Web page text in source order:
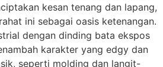
kesan tenang dan lapang,
ini sebagai oasis ketenangan.
dengan dinding bata ekspos
karakter yang edgy dan
seperti molding dan langit-